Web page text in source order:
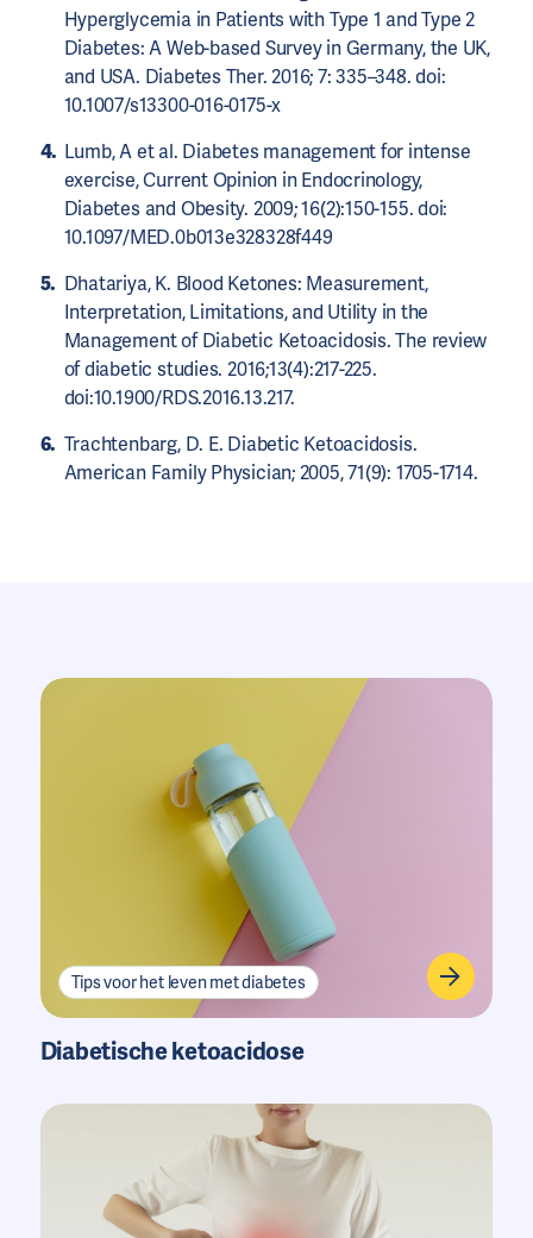
Hyperglycemia in Patients with Type 1 and Type 2
Diabetes: A Web-based Survey in Germany, the UK,
and USA. Diabetes Ther. 2016; 7: 335–348. doi:
10.1007/s13300-016-0175-x
Lumb, A et al. Diabetes management for intense
exercise, Current Opinion in Endocrinology,
Diabetes and Obesity. 2009; 16(2):150-155. doi:
10.1097/MED.0b013e328328f449
Dhatariya, K. Blood Ketones: Measurement,
Interpretation, Limitations, and Utility in the
Management of Diabetic Ketoacidosis. The review
of diabetic studies. 2016;13(4):217-225.
doi:10.1900/RDS.2016.13.217.
Trachtenbarg, D. E. Diabetic Ketoacidosis.
American Family Physician; 2005, 71(9): 1705-1714.
Tips voor het leven met diabetes
Diabetische ketoacidose